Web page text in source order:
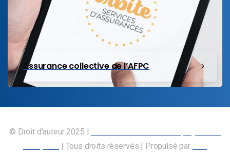
Assurance collective de l’AFPC
© Droit d’auteur 2025 |
| Tous droits réservés | Propulsé par